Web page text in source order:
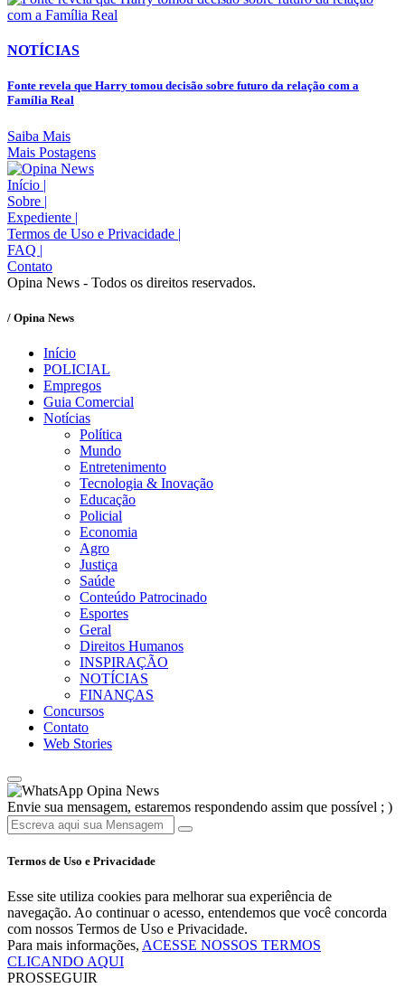
NOTÍCIAS
Fonte revela que Harry tomou decisão sobre futuro da relação com a
Família Real
Saiba Mais
Mais Postagens
Início |
Sobre |
Expediente |
Termos de Uso e Privacidade |
FAQ |
Contato
Opina News - Todos os direitos reservados.
/ Opina News
Início
POLICIAL
Empregos
Guia Comercial
Notícias
Política
Mundo
Entretenimento
Tecnologia & Inovação
Educação
Policial
Economia
Agro
Justiça
Saúde
Conteúdo Patrocinado
Esportes
Geral
Direitos Humanos
INSPIRAÇÃO
NOTÍCIAS
FINANÇAS
Concursos
Contato
Web Stories
Opina News
Envie sua mensagem, estaremos respondendo assim que possível ; )
Termos de Uso e Privacidade
Esse site utiliza cookies para melhorar sua experiência de
navegação. Ao continuar o acesso, entendemos que você concorda
com nossos Termos de Uso e Privacidade.
Para mais informações, ACESSE NOSSOS TERMOS
CLICANDO AQUI
PROSSEGUIR